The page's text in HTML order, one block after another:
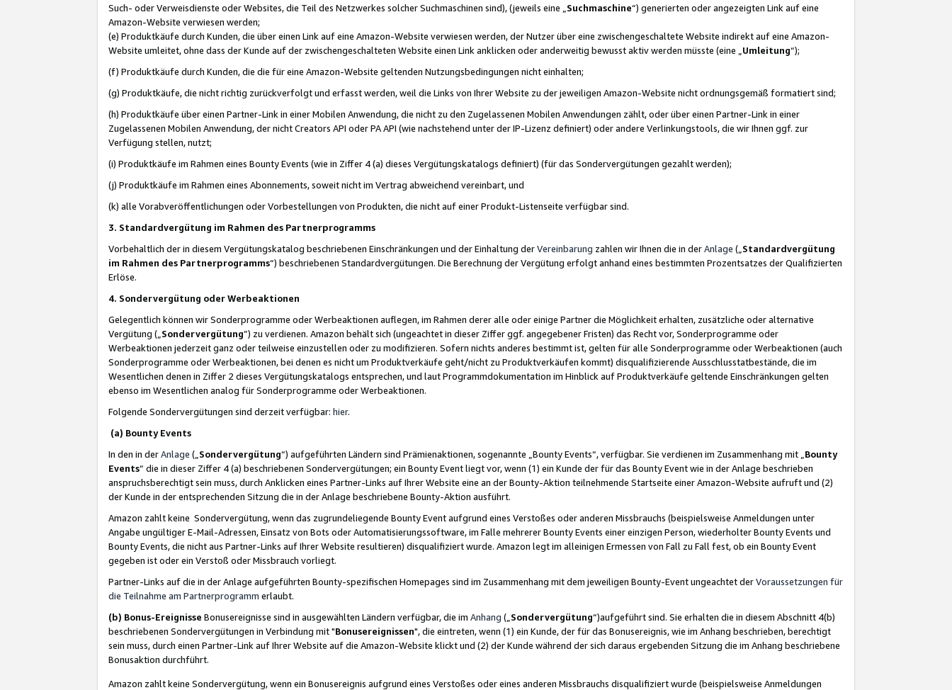
Such- oder Verweisdienste oder Websites, die Teil des Netzwerkes solcher Suchmaschinen sind), (jeweils eine „ Suchmaschine“) generierten oder angezeigten Link auf eine
Amazon-Website verwiesen werden;
(e) Produktkäufe durch Kunden, die über einen Link auf eine Amazon-Website verwiesen werden, der Nutzer über eine zwischengeschaltete Website indirekt auf eine Amazon-
Website umleitet, ohne dass der Kunde auf der zwischengeschalteten Website einen Link anklicken oder anderweitig bewusst aktiv werden müsste (eine „ Umleitung“);
(f) Produktkäufe durch Kunden, die die für eine Amazon-Website geltenden Nutzungsbedingungen nicht einhalten;
(g) Produktkäufe, die nicht richtig zurückverfolgt und erfasst werden, weil die Links von Ihrer Website zu der jeweiligen Amazon-Website nicht ordnungsgemäß formatiert sind;
(h) Produktkäufe über einen Partner-Link in einer Mobilen Anwendung, die nicht zu den Zugelassenen Mobilen Anwendungen zählt, oder über einen Partner-Link in einer
Zugelassenen Mobilen Anwendung, der nicht Creators API oder PA API (wie nachstehend unter der IP-Lizenz definiert) oder andere Verlinkungstools, die wir Ihnen ggf. zur
Verfügung stellen, nutzt;
(i) Produktkäufe im Rahmen eines Bounty Events (wie in Ziffer 4 (a) dieses Vergütungskatalogs definiert) (für das Sondervergütungen gezahlt werden);
(j) Produktkäufe im Rahmen eines Abonnements, soweit nicht im Vertrag abweichend vereinbart, und
(k) alle Vorabveröffentlichungen oder Vorbestellungen von Produkten, die nicht auf einer Produkt-Listenseite verfügbar sind.
3. Standardvergütung im Rahmen des Partnerprogramms
Vorbehaltlich der in diesem Vergütungskatalog beschriebenen Einschränkungen und der Einhaltung derVereinbarung zahlen wir Ihnen die in derAnlage („ Standardvergütung
im Rahmen des Partnerprogramms“) beschriebenen Standardvergütungen. Die Berechnung der Vergütung erfolgt anhand eines bestimmten Prozentsatzes der Qualifizierten
Erlöse.
4. Sondervergütung oder Werbeaktionen
Gelegentlich können wir Sonderprogramme oder Werbeaktionen auflegen, im Rahmen derer alle oder einige Partner die Möglichkeit erhalten, zusätzliche oder alternative
Vergütung („ Sondervergütung”) zu verdienen. Amazon behält sich (ungeachtet in dieser Ziffer ggf. angegebener Fristen) das Recht vor, Sonderprogramme oder
Werbeaktionen jederzeit ganz oder teilweise einzustellen oder zu modifizieren. Sofern nichts anderes bestimmt ist, gelten für alle Sonderprogramme oder Werbeaktionen (auch
Sonderprogramme oder Werbeaktionen, bei denen es nicht um Produktverkäufe geht/nicht zu Produktverkäufen kommt) disqualifizierende Ausschlusstatbestände, die im
Wesentlichen denen in Ziffer 2 dieses Vergütungskatalogs entsprechen, und laut Programmdokumentation im Hinblick auf Produktverkäufe geltende Einschränkungen gelten
ebenso im Wesentlichen analog für Sonderprogramme oder Werbeaktionen.
Folgende Sondervergütungen sind derzeit verfügbar: hier.
(a) Bounty Events
In den in derAnlage („ Sondervergütung“) aufgeführten Ländern sind Prämienaktionen, sogenannte „Bounty Events“, verfügbar. Sie verdienen im Zusammenhang mit „ Bounty
Events“ die in dieser Ziffer 4 (a) beschriebenen Sondervergütungen; ein Bounty Event liegt vor, wenn (1) ein Kunde der für das Bounty Event wie in der Anlage beschrieben
anspruchsberechtigt sein muss, durch Anklicken eines Partner-Links auf Ihrer Website eine an der Bounty-Aktion teilnehmende Startseite einer Amazon-Website aufruft und (2)
der Kunde in der entsprechenden Sitzung die in der Anlage beschriebene Bounty-Aktion ausführt.
Amazon zahlt keine Sondervergütung, wenn das zugrundeliegende Bounty Event aufgrund eines Verstoßes oder anderen Missbrauchs (beispielsweise Anmeldungen unter
Angabe ungültiger E-Mail-Adressen, Einsatz von Bots oder Automatisierungssoftware, im Falle mehrerer Bounty Events einer einzigen Person, wiederholter Bounty Events und
Bounty Events, die nicht aus Partner-Links auf Ihrer Website resultieren) disqualifiziert wurde. Amazon legt im alleinigen Ermessen von Fall zu Fall fest, ob ein Bounty Event
gegeben ist oder ein Verstoß oder Missbrauch vorliegt.
Partner-Links auf die in der Anlage aufgeführten Bounty-spezifischen Homepages sind im Zusammenhang mit dem jeweiligen Bounty-Event ungeachtet derVoraussetzungen für
die Teilnahme am Partnerprogramm erlaubt.
(b) Bonus-Ereignisse Bonusereignisse sind in ausgewählten Ländern verfügbar, die im Anhang („ Sondervergütung“)aufgeführt sind. Sie erhalten die in diesem Abschnitt 4(b)
beschriebenen Sondervergütungen in Verbindung mit "Bonusereignissen", die eintreten, wenn (1) ein Kunde, der für das Bonusereignis, wie im Anhang beschrieben, berechtigt
sein muss, durch einen Partner-Link auf Ihrer Website auf die Amazon-Website klickt und (2) der Kunde während der sich daraus ergebenden Sitzung die im Anhang beschriebene
Bonusaktion durchführt.
Amazon zahlt keine Sondervergütung, wenn ein Bonusereignis aufgrund eines Verstoßes oder eines anderen Missbrauchs disqualifiziert wurde (beispielsweise Anmeldungen